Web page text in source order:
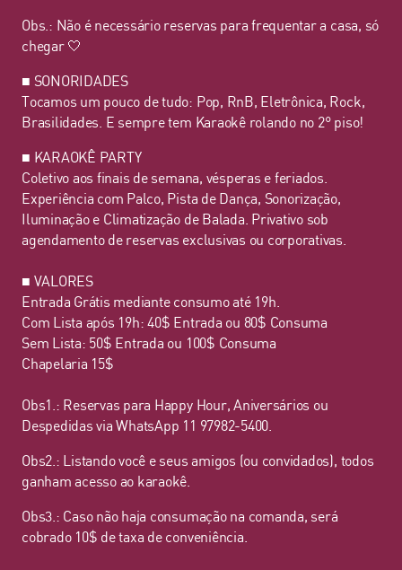
Obs.: Não é necessário reservas para frequentar a casa, só
chegar 🤍
■ SONORIDADES
Tocamos um pouco de tudo: Pop, RnB, Eletrônica, Rock,
Brasilidades. E sempre tem Karaokê rolando no 2° piso!
■ KARAOKÊ PARTY
Coletivo aos finais de semana, vésperas e feriados.
Experiência com Palco, Pista de Dança, Sonorização,
Iluminação e Climatização de Balada. Privativo sob
agendamento de reservas exclusivas ou corporativas.
■ VALORES
Entrada Grátis mediante consumo até 19h.
Com Lista após 19h: 40$ Entrada ou 80$ Consuma
Sem Lista: 50$ Entrada ou 100$ Consuma
Chapelaria 15$
Obs1.: Reservas para Happy Hour, Aniversários ou
Despedidas via WhatsApp 11 97982-5400.
Obs2.: Listando você e seus amigos (ou convidados), todos
ganham acesso ao karaokê.
Obs3.: Caso não haja consumação na comanda, será
cobrado 10$ de taxa de conveniência.